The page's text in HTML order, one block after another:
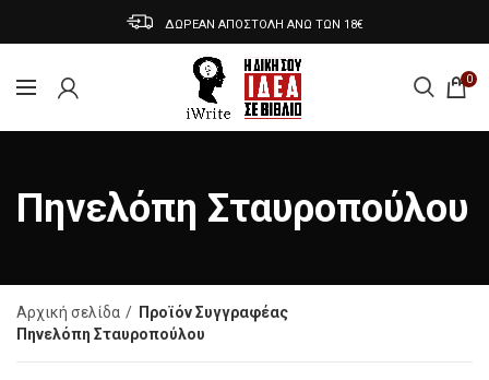
ΔΩΡΕΑΝ ΑΠΟΣΤΟΛΗ ΑΝΩ ΤΩΝ 18€
0
Πηνελόπη Σταυροπούλου
Αρχική σελίδα
Προϊόν Συγγραφέας
Πηνελόπη Σταυροπούλου